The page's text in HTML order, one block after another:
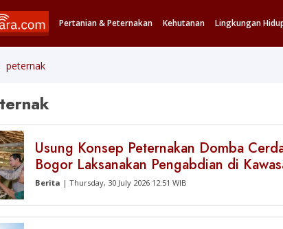
Pertanian & Peternakan Kehutanan Lingkungan
peternak
Usung Konsep Peternakan Domba
Bogor Laksanakan Pengabdian di
Berita | Thursday, 30 July 2026 12:51 WIB